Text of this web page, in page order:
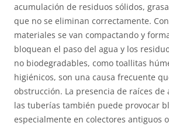
acumulación de residuos sólidos,
que no se eliminan correctamente.
materiales se van compactando y
bloquean el paso del agua y los
no biodegradables, como toallitas
higiénicos, son una causa frecuente
obstrucción. La presencia de raíces
las tuberías también puede provocar
especialmente en colectores antiguos